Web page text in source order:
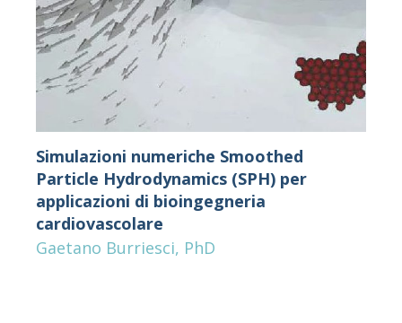
Simulazioni numeriche Smoothed
Particle Hydrodynamics (SPH) per
applicazioni di bioingegneria
cardiovascolare
Gaetano Burriesci, PhD